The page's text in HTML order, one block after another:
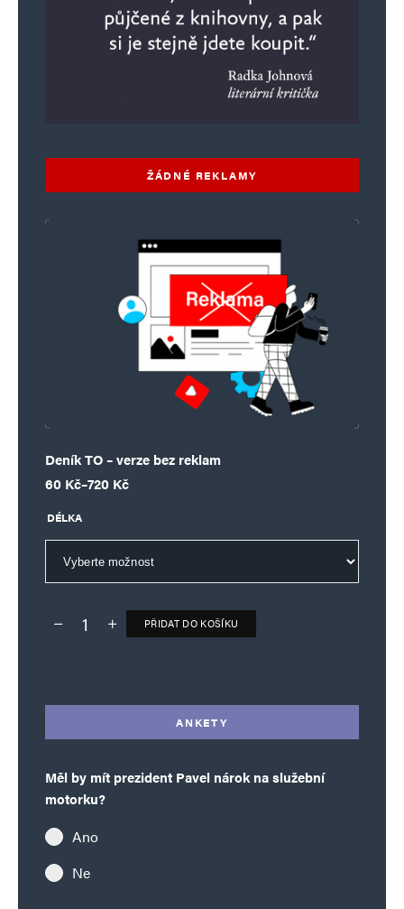
ŽÁDNÉ REKLAMY
Deník TO – verze bez reklam
60 Kč–720 Kč
Rozpětí cen: 60 Kč až 720 Kč
DÉLKA
Deník TO – verze bez reklam množství
PŘIDAT DO KOŠÍKU
ANKETY
Měl by mít prezident Pavel nárok na služební
motorku?
Ano
Ne